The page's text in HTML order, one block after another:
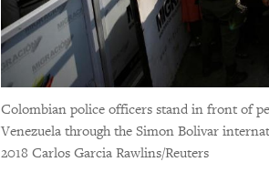
Colombian police officers stand in front of
Venezuela through the Simon Bolivar
2018 Carlos Garcia Rawlins/Reuters